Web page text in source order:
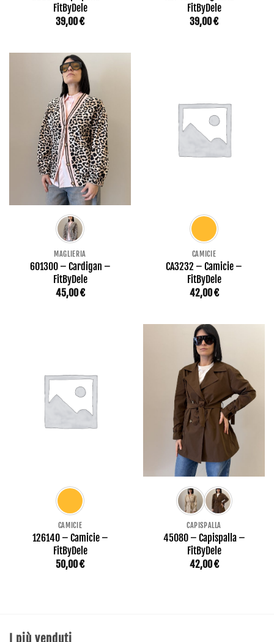
FitByDele
39,00€
FitByDele
39,00€
MAGLIERIA
601300 – Cardigan –
FitByDele
45,00€
CAMICIE
CA3232 – Camicie –
FitByDele
42,00€
CAMICIE
126140 – Camicie –
FitByDele
50,00€
CAPISPALLA
45080 – Capispalla –
FitByDele
42,00€
I più venduti